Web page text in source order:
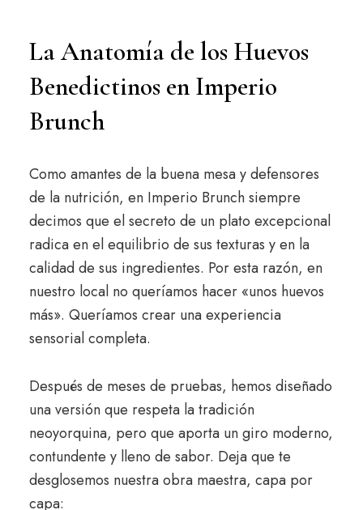
La Anatomía de los Huevos
Benedictinos en Imperio
Brunch
Como amantes de la buena mesa y defensores
de la nutrición, en Imperio Brunch siempre
decimos que el secreto de un plato excepcional
radica en el equilibrio de sus texturas y en la
calidad de sus ingredientes. Por esta razón, en
nuestro local no queríamos hacer «unos huevos
más». Queríamos crear una experiencia
sensorial completa.
Después de meses de pruebas, hemos diseñado
una versión que respeta la tradición
neoyorquina, pero que aporta un giro moderno,
contundente y lleno de sabor. Deja que te
desglosemos nuestra obra maestra, capa por
capa: